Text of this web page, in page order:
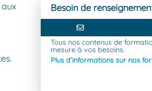
Besoin de
Tous nos contenus de
mesure à vos besoins.
Plus d’informations sur nos